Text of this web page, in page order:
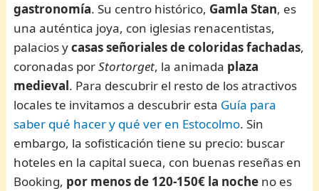
gastronomía. Su centro histórico, Gamla Stan, es
una auténtica joya, con iglesias renacentistas,
palacios ycasas señoriales de coloridas fachadas,
coronadas porStortorget, la animada plaza
medieval. Para descubrir el resto de los atractivos
locales te invitamos a descubrir esta Guía para
saber qué hacer y qué ver en Estocolmo. Sin
embargo, la sofisticación tiene su precio: buscar
hoteles en la capital sueca, con buenas reseñas en
Booking, por menos de 120-150€ la noche no es